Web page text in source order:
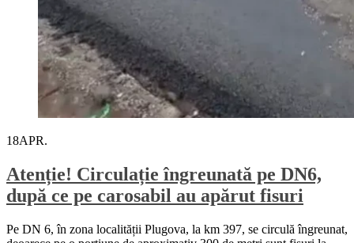
18APR.
Atenție! Circulație îngreunată pe DN6,
după ce pe carosabil au apărut fisuri
Pe DN 6, în zona localității Plugova, la km 397, se circulă îngreunat,